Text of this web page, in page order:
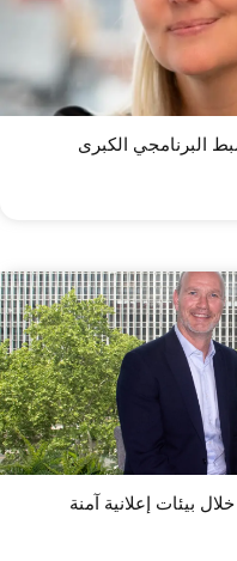
البرنامجي الكبرى
بيئات إعلانية آمنة